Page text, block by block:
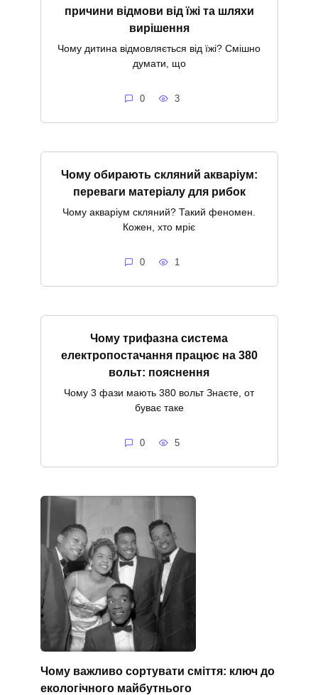
причини відмови від їжі та шляхи
вирішення
Чому дитина відмовляється від їжі? Смішно
думати, що
0 3
Чому обирають скляний акваріум:
переваги матеріалу для рибок
Чому акваріум скляний? Такий феномен.
Кожен, хто мріє
0 1
Чому трифазна система
електропостачання працює на 380
вольт: пояснення
Чому 3 фази мають 380 вольт Знаєте, от
буває таке
0 5
Чому важливо сортувати сміття: ключ до
екологічного майбутнього